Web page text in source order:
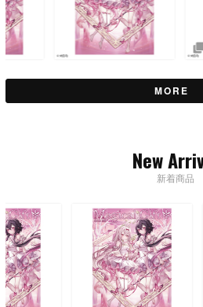
MORE
New
新着商品